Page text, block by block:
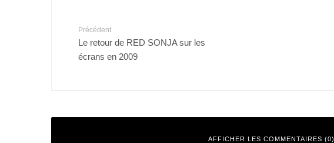
Précédent
Le retour de RED SONJA sur les
écrans en 2009
AFFICHER LES COMMENTAIRES (0)